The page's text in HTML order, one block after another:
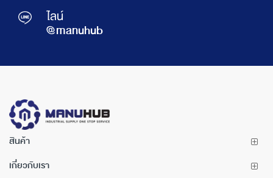
ไลน์
@manuhub
สินค้า
เกี่ยวกับเรา